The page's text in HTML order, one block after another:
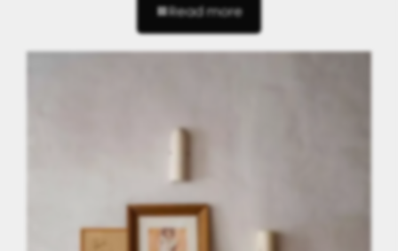
Read more